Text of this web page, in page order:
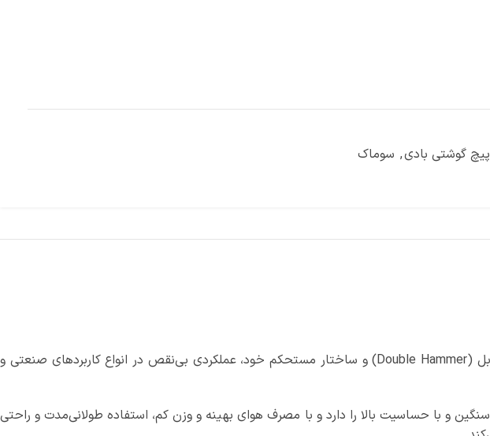
پیچ گوشتی بادی, سوماک
پیچ گوشتی بادی تفنگی سوماک مدل ST-4469، ابزاری قدرتمند و حرفه‌ای است که به‌واسطه مکانیزم چکش دوبل (Double Hammer) و ساختار مستحکم خود، عملکردی بی‌نقص در انواع کاربردهای صنعتی و
انجام پیچ‌کاری قطعات سنگین و با حساسیت بالا را دارد و با مصرف هوای بهینه و وزن کم، استفاده طولانی‌مدت و راحتی